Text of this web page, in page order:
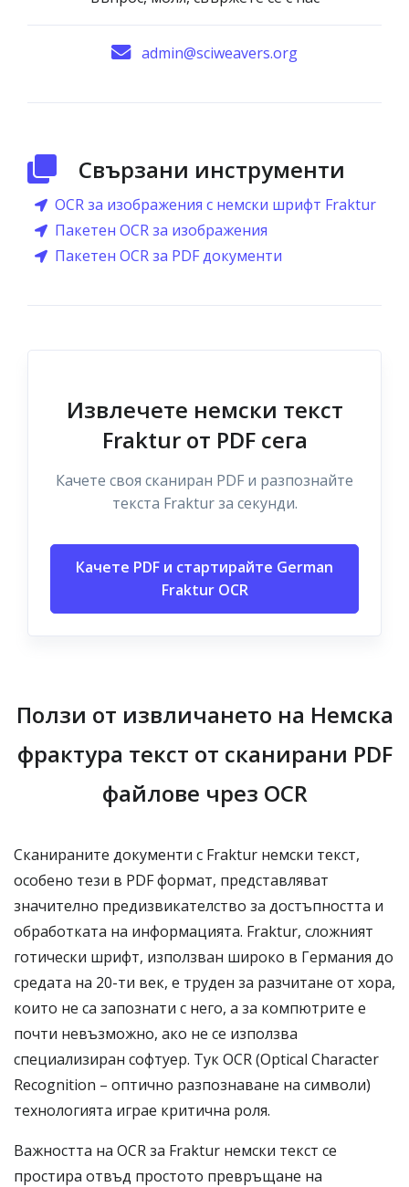
admin@sciweavers.org
Свързани инструменти
OCR за изображения с немски шрифт Fraktur
Пакетен OCR за изображения
Пакетен OCR за PDF документи
Извлечете немски текст
Fraktur от PDF сега
Качете своя сканиран PDF и разпознайте
текста Fraktur за секунди.
Качете PDF и стартирайте German
Fraktur OCR
Ползи от извличането на Немска
фрактура текст от сканирани PDF
файлове чрез OCR
Сканираните документи с Fraktur немски текст,
особено тези в PDF формат, представляват
значително предизвикателство за достъпността и
обработката на информацията. Fraktur, сложният
готически шрифт, използван широко в Германия до
средата на 20-ти век, е труден за разчитане от хора,
които не са запознати с него, а за компютрите е
почти невъзможно, ако не се използва
специализиран софтуер. Тук OCR (Optical Character
Recognition – оптично разпознаване на символи)
технологията играе критична роля.
Важността на OCR за Fraktur немски текст се
простира отвъд простото превръщане на